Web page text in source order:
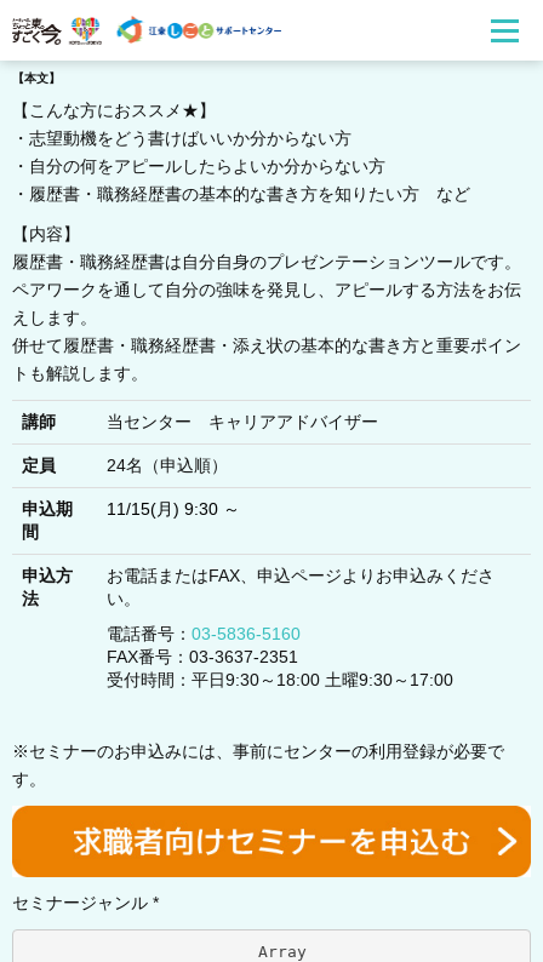
【本文】
【こんな方におススメ★】
・志望動機をどう書けばいいか分からない方
・自分の何をアピールしたらよいか分からない方
・履歴書・職務経歴書の基本的な書き方を知りたい方 など
【内容】
履歴書・職務経歴書は自分自身のプレゼンテーションツールです。
ペアワークを通して自分の強味を発見し、アピールする方法をお伝
えします。
併せて履歴書・職務経歴書・添え状の基本的な書き方と重要ポイン
トも解説します。
講師 当センター キャリアアドバイザー
定員 24名（申込順）
申込期
間
11/15(月) 9:30 ～
申込方
法
お電話またはFAX、申込ページよりお申込みくださ
い。
電話番号： 03-5836-5160
FAX番号：03-3637-2351
受付時間：平日9:30～18:00 土曜9:30～17:00
※セミナーのお申込みには、事前にセンターの利用登録が必要で
す。
セミナージャンル *